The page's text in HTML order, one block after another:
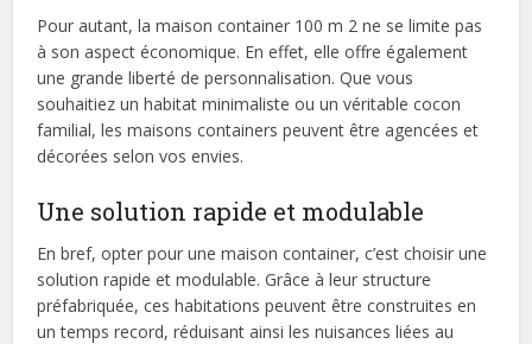
Pour autant, la maison container 100 m 2 ne se limite pas
à son aspect économique. En effet, elle offre également
une grande liberté de personnalisation. Que vous
souhaitiez un habitat minimaliste ou un véritable cocon
familial, les maisons containers peuvent être agencées et
décorées selon vos envies.
Une solution rapide et modulable
En bref, opter pour une maison container, c’est choisir une
solution rapide et modulable. Grâce à leur structure
préfabriquée, ces habitations peuvent être construites en
un temps record, réduisant ainsi les nuisances liées au